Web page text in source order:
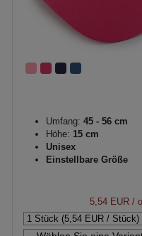
Umfang: 45 - 56 cm
Höhe: 15 cm
Unisex
Einstellbare Größe
5,54 EUR /